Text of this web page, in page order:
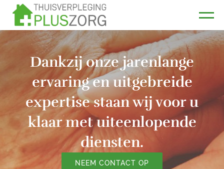
Dankzij onze jarenlange
ervaring en uitgebreide
expertise staan wij voor u
klaar met uiteenlopende
diensten.
NEEM CONTACT OP